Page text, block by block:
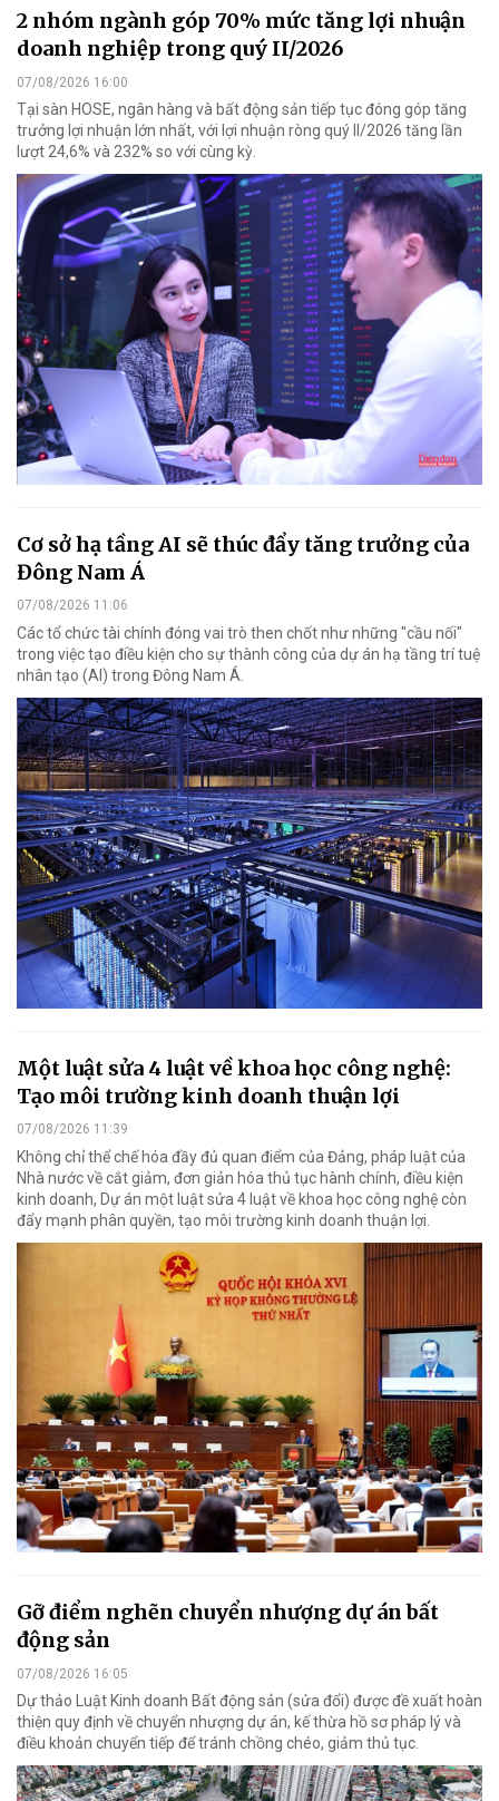
2 nhóm ngành góp 70% mức tăng lợi nhuận
doanh nghiệp trong quý II/2026
07/08/2026 16:00
Tại sàn HOSE, ngân hàng và bất động sản tiếp tục đóng góp tăng
trưởng lợi nhuận lớn nhất, với lợi nhuận ròng quý II/2026 tăng lần
lượt 24,6% và 232% so với cùng kỳ.
Cơ sở hạ tầng AI sẽ thúc đẩy tăng trưởng của
Đông Nam Á
07/08/2026 11:06
Các tổ chức tài chính đóng vai trò then chốt như những "cầu nối"
trong việc tạo điều kiện cho sự thành công của dự án hạ tầng trí tuệ
nhân tạo (AI) trong Đông Nam Á.
Một luật sửa 4 luật về khoa học công nghệ:
Tạo môi trường kinh doanh thuận lợi
07/08/2026 11:39
Không chỉ thể chế hóa đầy đủ quan điểm của Đảng, pháp luật của
Nhà nước về cắt giảm, đơn giản hóa thủ tục hành chính, điều kiện
kinh doanh, Dự án một luật sửa 4 luật về khoa học công nghệ còn
đẩy mạnh phân quyền, tạo môi trường kinh doanh thuận lợi.
Gỡ điểm nghẽn chuyển nhượng dự án bất
động sản
07/08/2026 16:05
Dự thảo Luật Kinh doanh Bất động sản (sửa đổi) được đề xuất hoàn
thiện quy định về chuyển nhượng dự án, kế thừa hồ sơ pháp lý và
điều khoản chuyển tiếp để tránh chồng chéo, giảm thủ tục.